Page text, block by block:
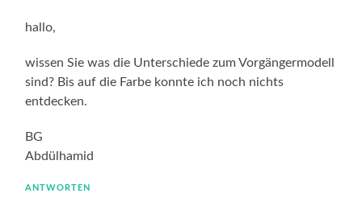
hallo,
wissen Sie was die Unterschiede zum Vorgängermodell
sind? Bis auf die Farbe konnte ich noch nichts
entdecken.
BG
Abdülhamid
ANTWORTEN